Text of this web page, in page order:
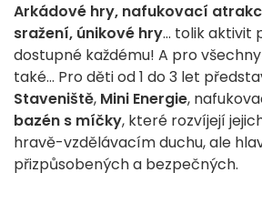
Arkádové hry, nafukovací
sražení, únikové hry... tolik aktivit
dostupné každému! A pro
také... Pro děti od 1 do 3 let
Staveniště, Mini Energie,
bazén s míčky, které rozvíjejí
hravě-vzdělávacím duchu, ale
přizpůsobených a bezpečných.